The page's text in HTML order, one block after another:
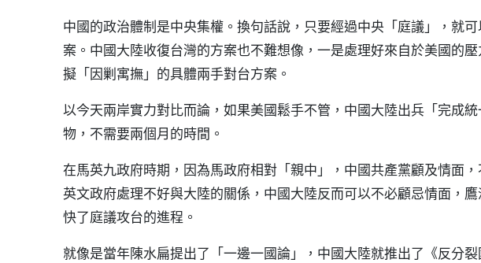
中國的政治體制是中央集權。換句話說，只要經過中央「庭議」，就
案。中國大陸收復台灣的方案也不難想像，一是處理好來自於美國的
擬「因剿寓撫」的具體兩手對台方案。
以今天兩岸實力對比而論，如果美國鬆手不管，中國大陸出兵「完成
物，不需要兩個月的時間。
在馬英九政府時期，因為馬政府相對「親中」，中國共產黨顧及情面
英文政府處理不好與大陸的關係，中國大陸反而可以不必顧忌情面，
快了庭議攻台的進程。
就像是當年陳水扁提出了「一邊一國論」，中國大陸就推出了《反分